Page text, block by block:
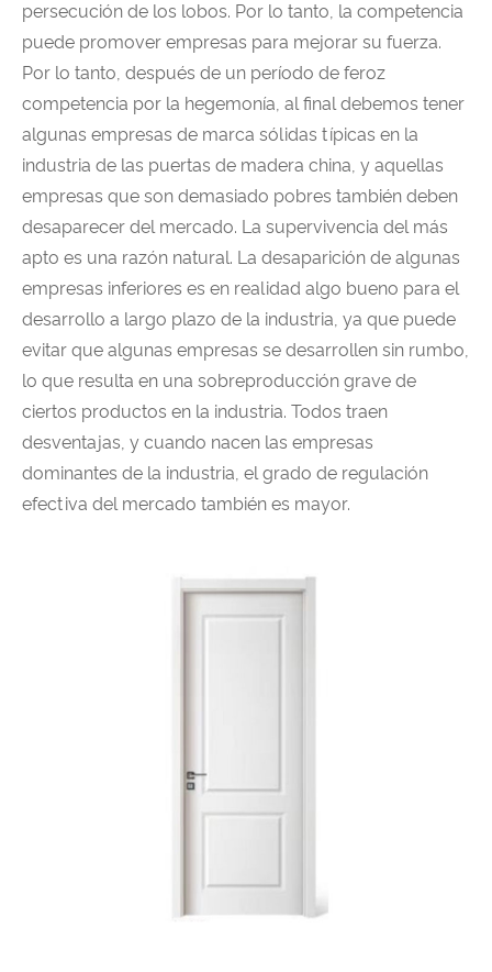
persecución de los lobos. Por lo tanto, la competencia
puede promover empresas para mejorar su fuerza.
Por lo tanto, después de un período de feroz
competencia por la hegemonía, al final debemos tener
algunas empresas de marca sólidas típicas en la
industria de las puertas de madera china, y aquellas
empresas que son demasiado pobres también deben
desaparecer del mercado. La supervivencia del más
apto es una razón natural. La desaparición de algunas
empresas inferiores es en realidad algo bueno para el
desarrollo a largo plazo de la industria, ya que puede
evitar que algunas empresas se desarrollen sin rumbo,
lo que resulta en una sobreproducción grave de
ciertos productos en la industria. Todos traen
desventajas, y cuando nacen las empresas
dominantes de la industria, el grado de regulación
efectiva del mercado también es mayor.